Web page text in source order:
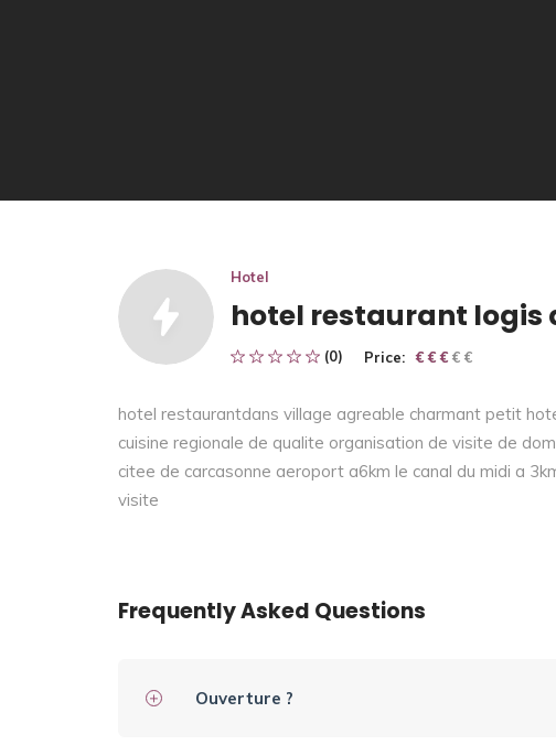
Hotel
hotel restaurant logis
(0) Price: € € € € €
€ € €
hotel restaurantdans village agreable charmant petit
cuisine regionale de qualite organisation de visite de
citee de carcasonne aeroport a6km le canal du midi a
visite
Frequently Asked Questions
Ouverture ?